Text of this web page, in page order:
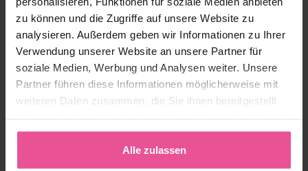
zu können und die Zugriffe auf unsere Website zu
analysieren. Außerdem geben wir Informationen zu Ihrer
Verwendung unserer Website an unsere Partner für
soziale Medien, Werbung und Analysen weiter. Unsere
Partner führen diese Informationen möglicherweise mit
weiteren Daten zusammen, die Sie ihnen bereitgestellt
gesammelt haben.
Alle zulassen
Jetzt weiterlesen.
Leggings mit Massageeffekt – Der neue
Trend für leichte Beine
Lymphsystem verstehen: Tipps für bessere